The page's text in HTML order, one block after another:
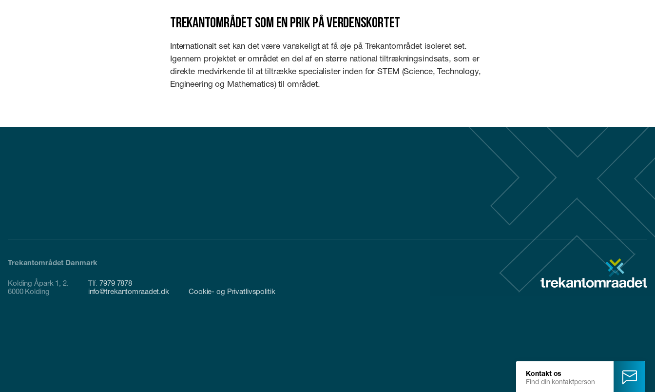
Trekantområdet som en prik på verdenskortet
Internationalt set kan det være vanskeligt at få øje på Trekantområdet isoleret set.
Igennem projektet er området en del af en større national tiltrækningsindsats, som er
direkte medvirkende til at tiltrække specialister inden for STEM (Science, Technology,
Engineering og Mathematics) til området.
Trekantområdet Danmark
Kolding Åpark 1, 2.
6000 Kolding
Tlf.7979 7878
info@trekantomraadet.dk
Cookie- og Privatlivspolitik
Kontakt os
Find din kontaktperson